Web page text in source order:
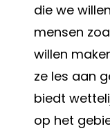
die we
mensen
willen
ze les aan
biedt
op het